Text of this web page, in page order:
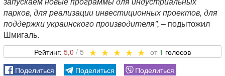
парков, для реализации инвестиционных проектов, для
поддержки украинского производителя”, – подытожил
Шмигаль.
5,0 1